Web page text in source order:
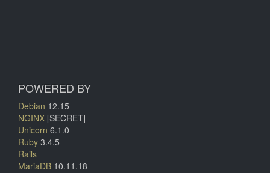
POWERED BY
Debian 12.15
NGINX [SECRET]
Unicorn 6.1.0
Ruby 3.4.5
Rails
MariaDB 10.11.18